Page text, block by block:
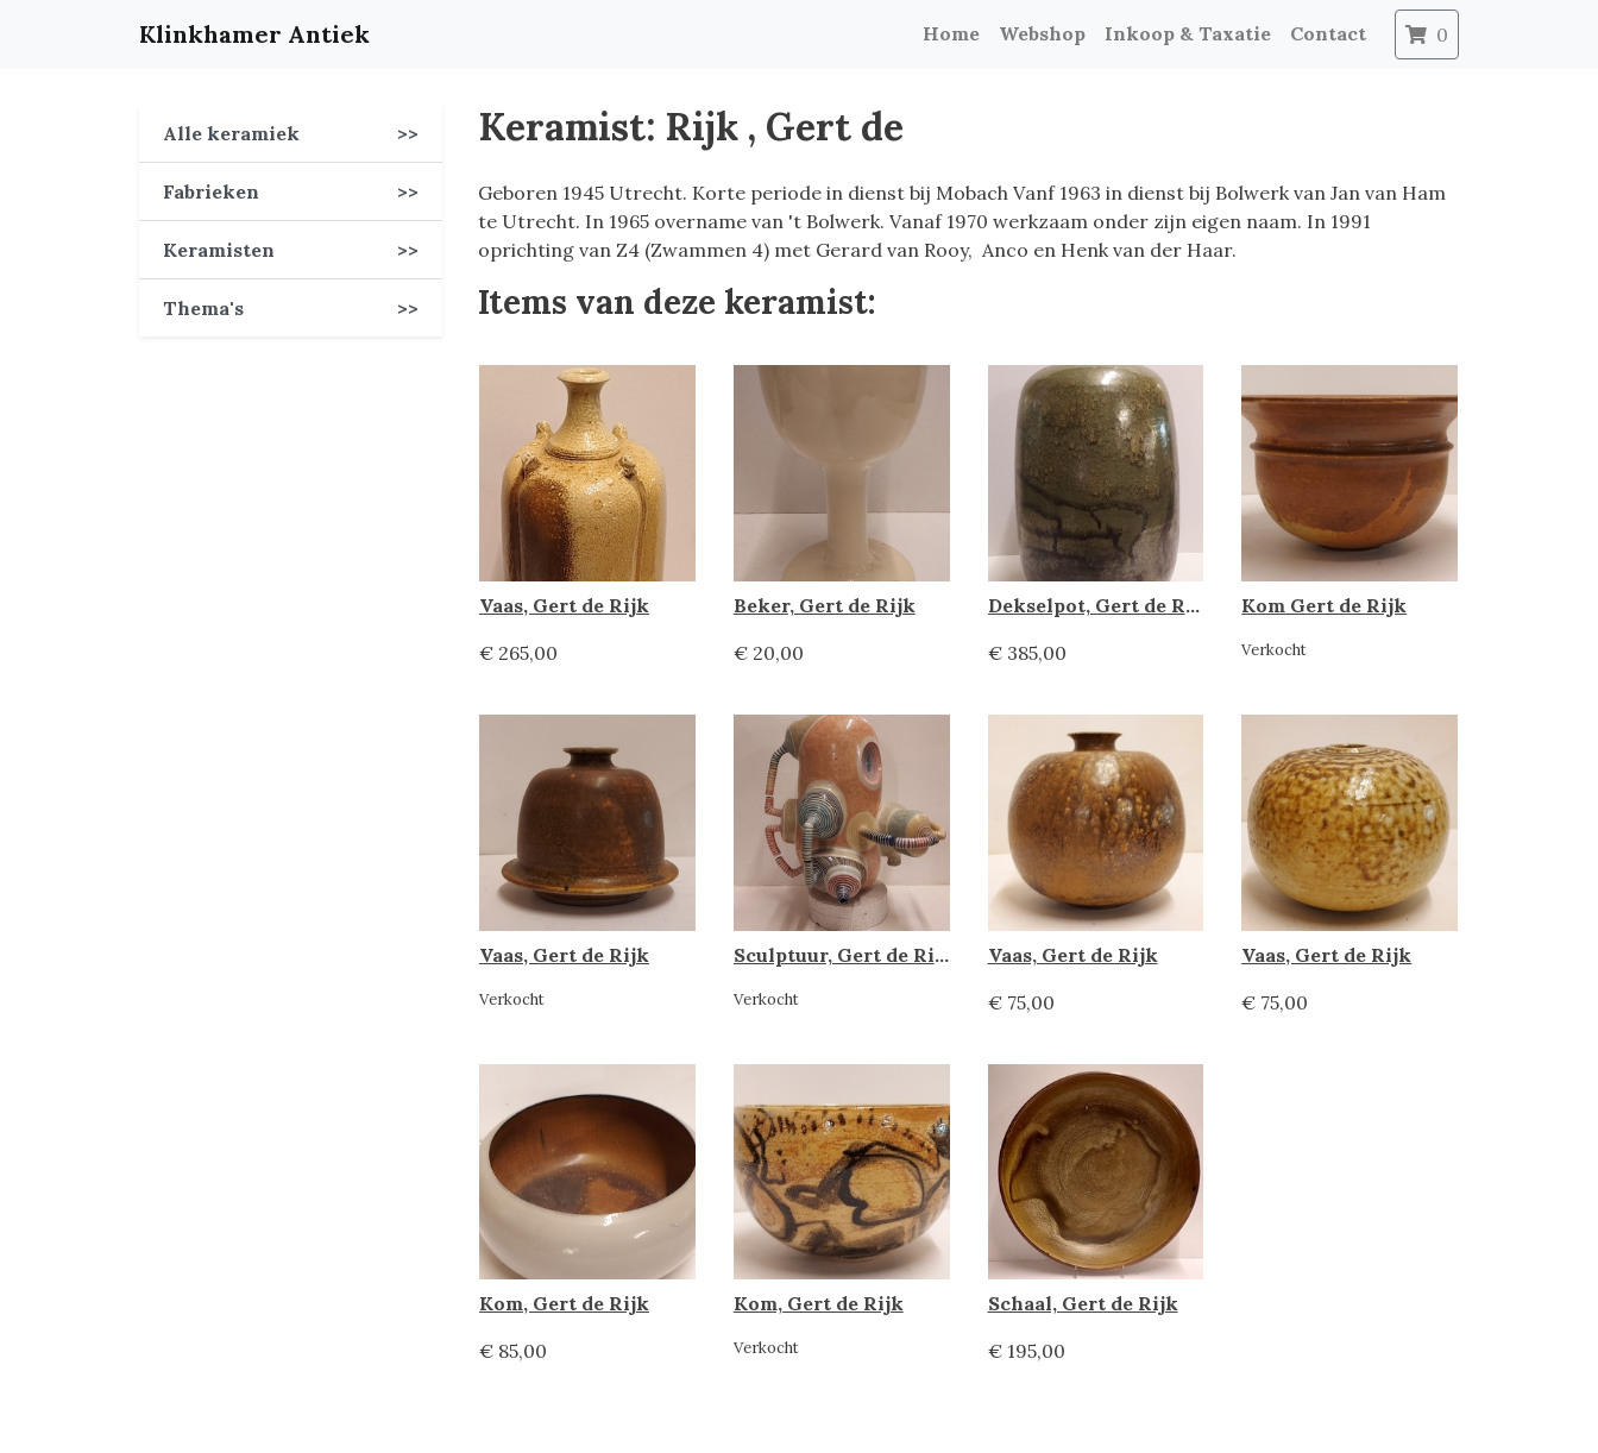
Klinkhamer Antiek Home Webshop Inkoop & Taxatie Contact 0
Alle keramiek >>
Fabrieken >>
Keramisten >>
Thema's >>
Keramist: Rijk , Gert de
Geboren 1945 Utrecht. Korte periode in dienst bij Mobach Vanf 1963 in dienst bij Bolwerk van Jan van Ham
te Utrecht. In 1965 overname van 't Bolwerk. Vanaf 1970 werkzaam onder zijn eigen naam. In 1991
oprichting van Z4 (Zwammen 4) met Gerard van Rooy, Anco en Henk van der Haar.
Items van deze keramist:
Vaas, Gert de Rijk
€ 265,00
Beker, Gert de Rijk
€ 20,00
Dekselpot, Gert de Rijk
€ 385,00
Kom Gert de Rijk
Verkocht
Vaas, Gert de Rijk
Verkocht
Sculptuur, Gert de Rijk / Z4
Verkocht
Vaas, Gert de Rijk
€ 75,00
Vaas, Gert de Rijk
€ 75,00
Kom, Gert de Rijk
€ 85,00
Kom, Gert de Rijk
Verkocht
Schaal, Gert de Rijk
€ 195,00